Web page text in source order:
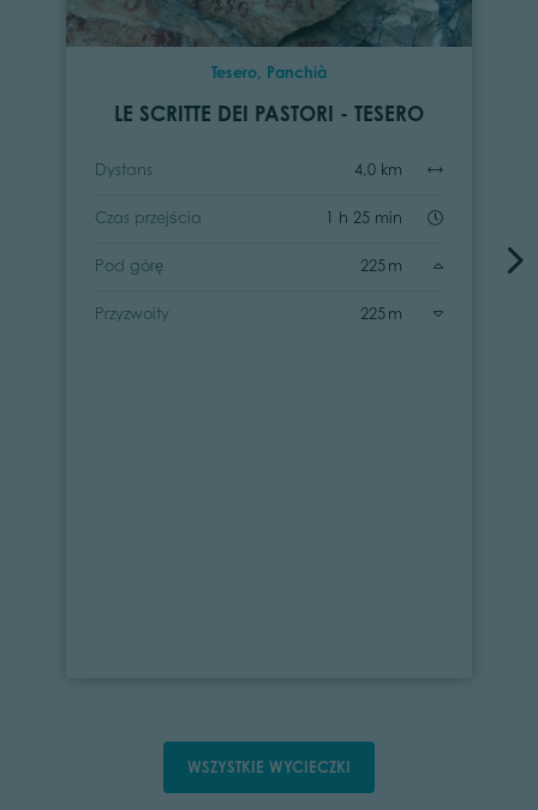
Tesero, Panchià
LE SCRITTE DEI PASTORI - TESERO
Dystans 4,0 km
Czas przejścia 1 h 25 min
Pod górę 225 m
Przyzwoity 225 m
WSZYSTKIE WYCIECZKI